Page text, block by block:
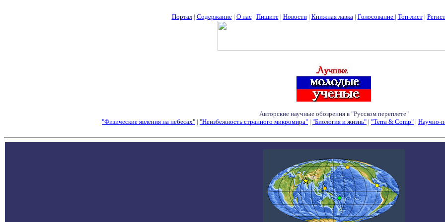
Портал| Содержание| О нас| Пишите| Новости| Книжная лавка| Голосование | Топ-лист|
Авторские научные обозрения в "Русском переплете"
"Физические явления на небесах" | "Неизбежность странного микромира" | "Биология и жизнь" | "Terra & Comp" | Научно-